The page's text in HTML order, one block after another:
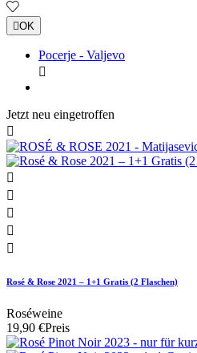
OK
Pocerje - Valjevo

Jetzt neu eingetroffen






Rosé & Rose 2021 – 1+1 Gratis (2 Flaschen)
Roséweine
19,90 €Preis